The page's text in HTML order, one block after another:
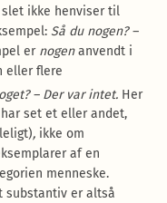
ikke henviser til
Så du nogen? –
er nogenanvendt i
eller flere
– Der var intet. Her
set et eller andet,
, ikke om
af en
menneske.
substantiv er altså